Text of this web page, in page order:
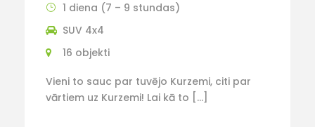
1 diena (7 – 9 stundas)
SUV 4x4
16 objekti
Vieni to sauc par tuvējo Kurzemi, citi par
vārtiem uz Kurzemi! Lai kā to […]